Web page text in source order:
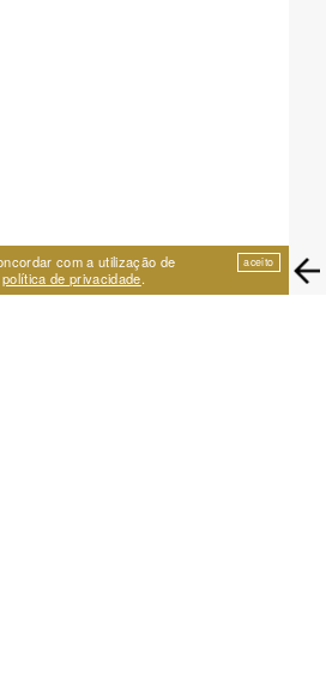
com a utilização de
política de privacidade.
aceito